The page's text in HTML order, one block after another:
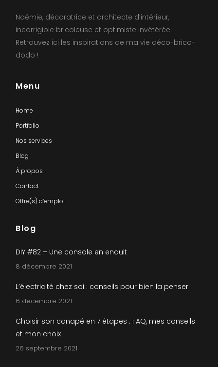
Noémie, décoratrice et architecte d’intérieur,
incorrigible bricoleuse et optimiste invétérée.
Retrouvez ici les inspirations de ma vie déco-brico-
dodo !
Menu
Home
Portfolio
Nos services
Blog
À propos
Contact
Offre(s) d’emploi
Blog
DIY #82 – Une console en enduit
8 décembre 2021
L’électricité chez soi : conseils pour bien la penser
6 décembre 2021
Choisir son canapé en 7 étapes : FAQ, mes conseils
et mon choix
26 septembre 2021